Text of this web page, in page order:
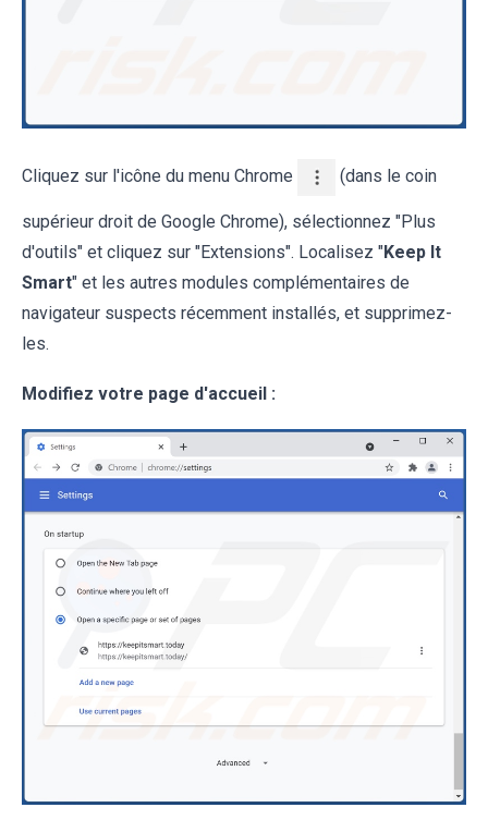
Cliquez sur l'icône du menu Chrome (dans le coin
supérieur droit de Google Chrome), sélectionnez "Plus
d'outils" et cliquez sur "Extensions". Localisez "Keep It
Smart" et les autres modules complémentaires de
navigateur suspects récemment installés, et supprimez-
les.
Modifiez votre page d'accueil :